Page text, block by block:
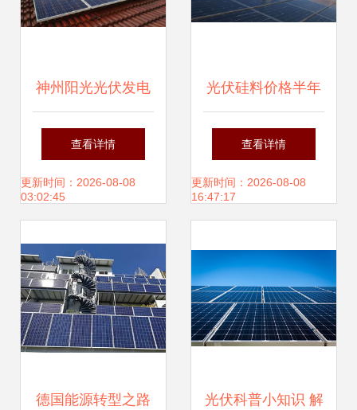
神州阳光光伏发电
保护农村环境的绿
色引擎
查看详情
更新时间：2026-08-08
03:02:45
光伏硅料价格半年
飙涨超140%引热
议，产业链安全成
查看详情
更新时间：2026-08-08
16:47:17
德国能源转型之路 光伏科普小知识 解